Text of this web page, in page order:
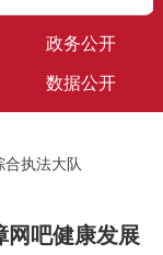
政务公开
数据公开
合执法大队
网吧健康发展